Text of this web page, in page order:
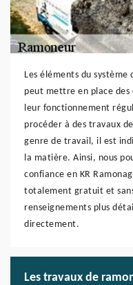
Les éléments du
peut mettre en place
leur fonctionnement
procéder à des travaux
genre de travail, il est
la matière. Ainsi, nous
confiance en KR
totalement gratuit et
renseignements plus
directement.
Les travaux de